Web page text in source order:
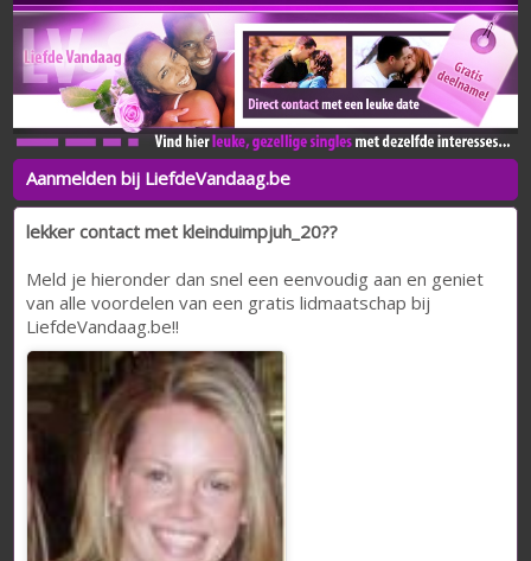
Aanmelden bij LiefdeVandaag.be
lekker contact met kleinduimpjuh_20??
Meld je hieronder dan snel een eenvoudig aan en geniet
van alle voordelen van een gratis lidmaatschap bij
LiefdeVandaag.be!!